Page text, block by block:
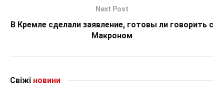
Next Post
В Кремле сделали заявление, готовы ли говорить с
Макроном
Свіжі новини